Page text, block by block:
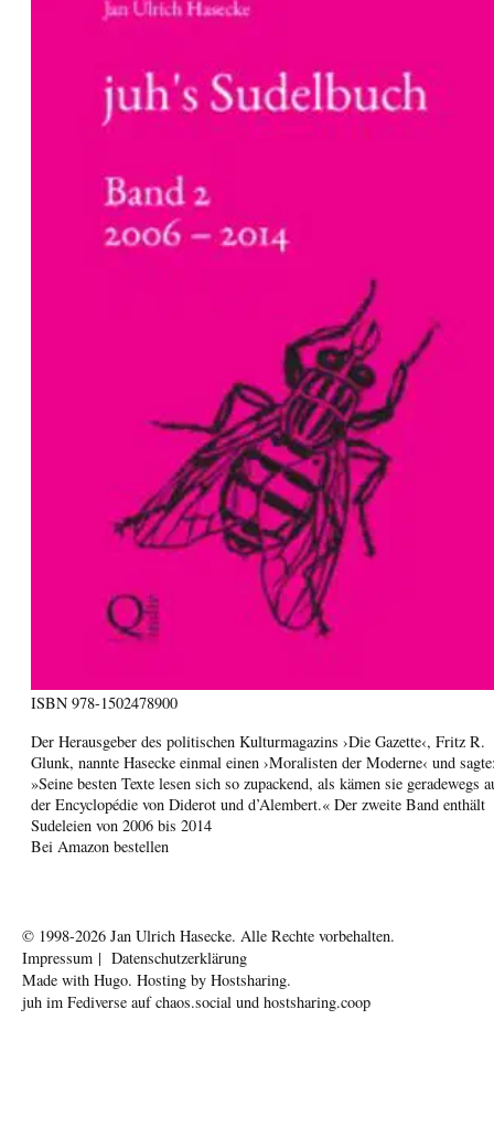
ISBN 978-1502478900
Der Herausgeber des politischen Kulturmagazins ›Die Gazette‹, Fritz R.
Glunk, nannte Hasecke einmal einen ›Moralisten der Moderne‹ und
»Seine besten Texte lesen sich so zupackend, als kämen sie geradewegs
der Encyclopédie von Diderot und d’Alembert.« Der zweite Band enthält
Sudeleien von 2006 bis 2014
Bei Amazon bestellen
© 1998-2026 Jan Ulrich Hasecke. Alle Rechte vorbehalten.
Impressum | Datenschutzerklärung
Made with Hugo. Hosting by Hostsharing.
juh im Fediverse aufchaos.social und hostsharing.coop